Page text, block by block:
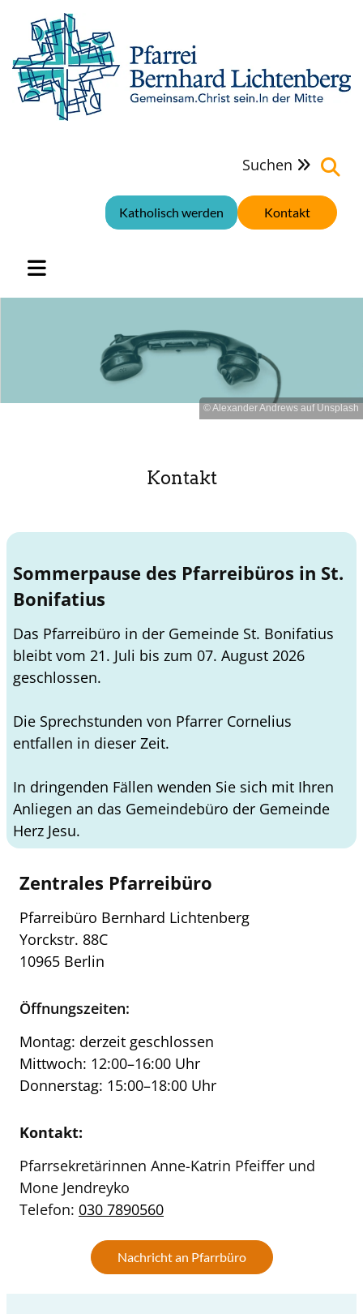
Suchen 
Kontakt
Katholisch werden
© Alexander Andrews auf Unsplash
Kontakt
Sommerpause des Pfarreibüros in St.
Bonifatius
Das Pfarreibüro in der Gemeinde St. Bonifatius
bleibt vom 21. Juli bis zum 07. August 2026
geschlossen.
Die Sprechstunden von Pfarrer Cornelius
entfallen in dieser Zeit.
In dringenden Fällen wenden Sie sich mit Ihren
Anliegen an das Gemeindebüro der Gemeinde
Herz Jesu.
Zentrales Pfarreibüro
Pfarreibüro Bernhard Lichtenberg
Yorckstr. 88C
10965 Berlin
Öffnungszeiten:
Montag: derzeit geschlossen
Mittwoch: 12:00–16:00 Uhr
Donnerstag: 15:00–18:00 Uhr
Kontakt:
Pfarrsekretärinnen Anne-Katrin Pfeiffer und
Mone Jendreyko
Telefon: 030 7890560
Nachricht an Pfarrbüro